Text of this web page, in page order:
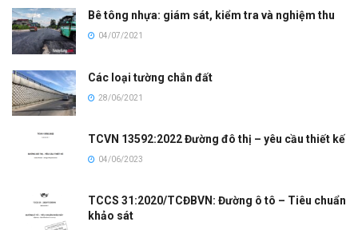
Bê tông nhựa: giám sát, kiểm tra và nghiệm thu
04/07/2021
Các loại tường chắn đất
28/06/2021
TCVN 13592:2022 Đường đô thị – yêu cầu thiết kế
04/06/2023
TCCS 31:2020/TCĐBVN: Đường ô tô – Tiêu chuẩn
khảo sát